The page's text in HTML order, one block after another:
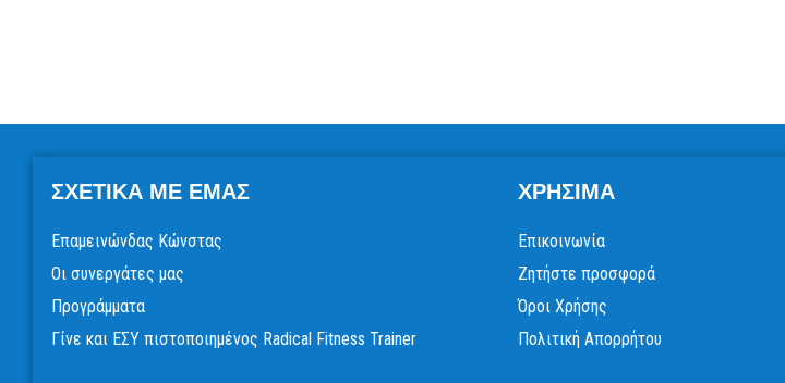
ΣΧΕΤΙΚΆ ΜΕ ΕΜΆΣ
Επαμεινώνδας Κώνστας
Οι συνεργάτες μας
Προγράμματα
Γίνε και ΕΣΥ πιστοποιημένος Radical Fitness Trainer
ΧΡΉΣΙΜΑ
Επικοινωνία
Ζητήστε προσφορά
Όροι Χρήσης
Πολιτική Απορρήτου